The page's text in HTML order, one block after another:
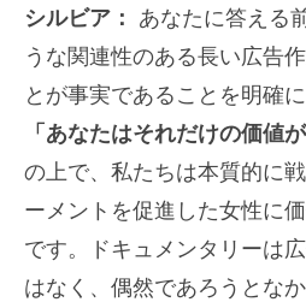
シルビア： あなたに答える
うな関連性のある長い広告
とが事実であることを明確
「あなたはそれだけの価値が
の上で、私たちは本質的に
ーメントを促進した女性に
です。ドキュメンタリーは
はなく、偶然であろうとな